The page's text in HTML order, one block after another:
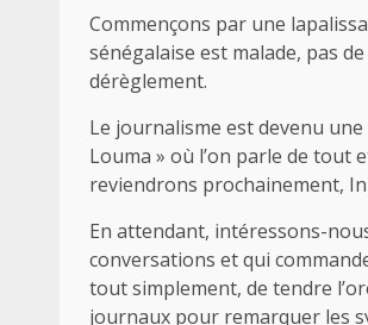
Commençons par une
sénégalaise est malade, pas
dérèglement.
Le journalisme est devenu
Louma » où l’on parle de tout
reviendrons prochainement, In
En attendant, intéressons-
conversations et qui
tout simplement, de tendre
journaux pour remarquer les